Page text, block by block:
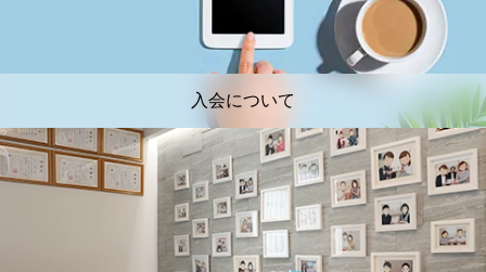
入会について